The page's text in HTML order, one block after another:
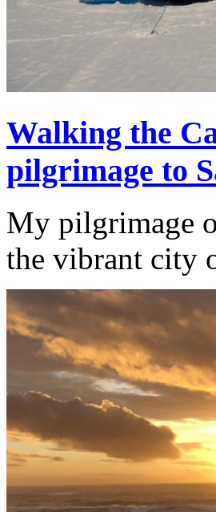
Walking the
pilgrimage to
My pilgrimage
the vibrant city